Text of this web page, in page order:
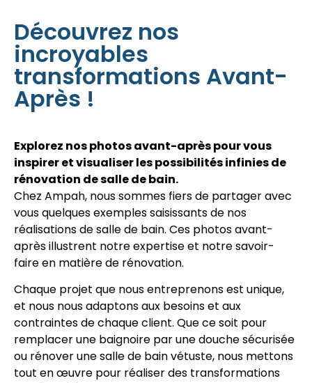
Découvrez nos
incroyables
transformations Avant-
Après !
Explorez nos photos avant-après pour vous
inspirer et visualiser les possibilités infinies de
rénovation de salle de bain.
Chez Ampah, nous sommes fiers de partager avec
vous quelques exemples saisissants de nos
réalisations de salle de bain. Ces photos avant-
après illustrent notre expertise et notre savoir-
faire en matière de rénovation.
Chaque projet que nous entreprenons est unique,
et nous nous adaptons aux besoins et aux
contraintes de chaque client. Que ce soit pour
remplacer une baignoire par une douche sécurisée
ou rénover une salle de bain vétuste, nous mettons
tout en œuvre pour réaliser des transformations